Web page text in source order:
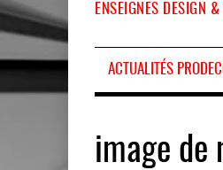
ENSEIGNES DESIGN
ACTUALITÉS
image de